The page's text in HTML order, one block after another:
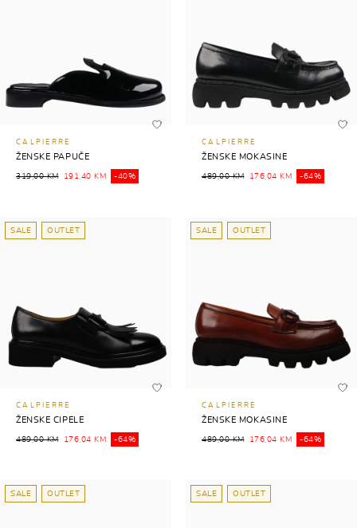
CALPIERRE
ŽENSKE PAPUČE
319,00 KM 191,40 KM -40%
CALPIERRE
ŽENSKE MOKASINE
489,00 KM 176,04 KM -64%
SALE OUTLET
CALPIERRE
ŽENSKE CIPELE
489,00 KM 176,04 KM -64%
SALE OUTLET
CALPIERRE
ŽENSKE MOKASINE
489,00 KM 176,04 KM -64%
SALE OUTLET SALE OUTLET